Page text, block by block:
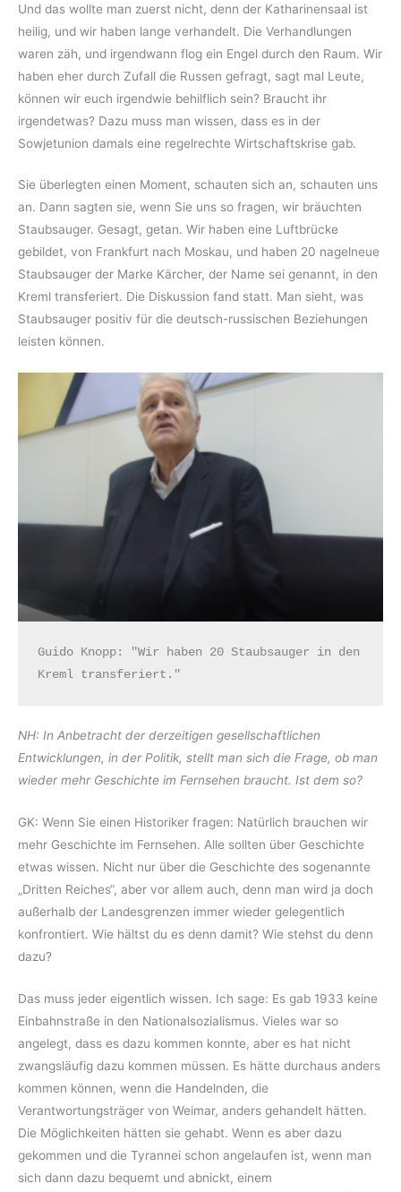
Und das wollte man zuerst nicht, denn der Katharinensaal ist
heilig, und wir haben lange verhandelt. Die Verhandlungen
waren zäh, und irgendwann flog ein Engel durch den Raum. Wir
haben eher durch Zufall die Russen gefragt, sagt mal Leute,
können wir euch irgendwie behilflich sein? Braucht ihr
irgendetwas? Dazu muss man wissen, dass es in der
Sowjetunion damals eine regelrechte Wirtschaftskrise gab.
Sie überlegten einen Moment, schauten sich an, schauten uns
an. Dann sagten sie, wenn Sie uns so fragen, wir bräuchten
Staubsauger. Gesagt, getan. Wir haben eine Luftbrücke
gebildet, von Frankfurt nach Moskau, und haben 20 nagelneue
Staubsauger der Marke Kärcher, der Name sei genannt, in den
Kreml transferiert. Die Diskussion fand statt. Man sieht, was
Staubsauger positiv für die deutsch-russischen Beziehungen
leisten können.
Guido Knopp: "Wir haben 20 Staubsauger in den
Kreml transferiert."
NH: In Anbetracht der derzeitigen gesellschaftlichen
Entwicklungen, in der Politik, stellt man sich die Frage, ob man
wieder mehr Geschichte im Fernsehen braucht. Ist dem so?
GK: Wenn Sie einen Historiker fragen: Natürlich brauchen wir
mehr Geschichte im Fernsehen. Alle sollten über Geschichte
etwas wissen. Nicht nur über die Geschichte des sogenannte
„Dritten Reiches“, aber vor allem auch, denn man wird ja doch
außerhalb der Landesgrenzen immer wieder gelegentlich
konfrontiert. Wie hältst du es denn damit? Wie stehst du denn
dazu?
Das muss jeder eigentlich wissen. Ich sage: Es gab 1933 keine
Einbahnstraße in den Nationalsozialismus. Vieles war so
angelegt, dass es dazu kommen konnte, aber es hat nicht
zwangsläufig dazu kommen müssen. Es hätte durchaus anders
kommen können, wenn die Handelnden, die
Verantwortungsträger von Weimar, anders gehandelt hätten.
Die Möglichkeiten hätten sie gehabt. Wenn es aber dazu
gekommen und die Tyrannei schon angelaufen ist, wenn man
sich dann dazu bequemt und abnickt, einem